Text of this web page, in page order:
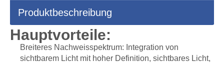
Produktbeschreibung
Hauptvorteile:
Breiteres Nachweisspektrum: Integration von
sichtbarem Licht mit hoher Definition, sichtbares Licht,